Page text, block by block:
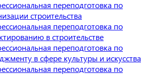
переподготовка по
строительства
переподготовка по
в строительстве
переподготовка по
в сфере культуры и искусства
переподготовка по